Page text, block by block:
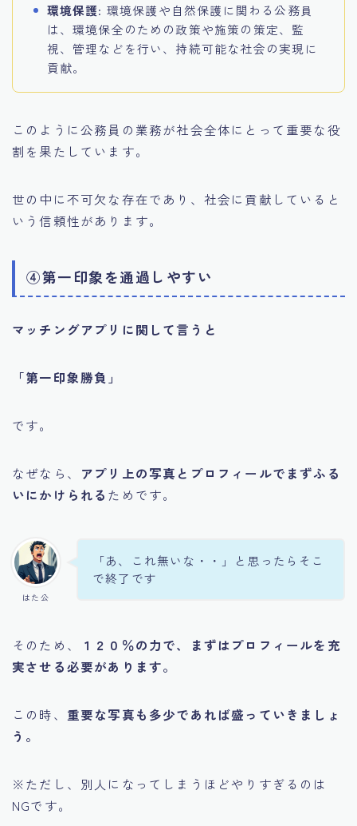
環境保護: 環境保護や自然保護に関わる公務員
は、環境保全のための政策や施策の策定、監
視、管理などを行い、持続可能な社会の実現に
貢献。
このように公務員の業務が社会全体にとって重要な役
割を果たしています。
世の中に不可欠な存在であり、社会に貢献していると
いう信頼性があります。
④第一印象を通過しやすい
マッチングアプリに関して言うと
「第一印象勝負」
です。
なぜなら、 アプリ上の写真とプロフィールでまずふる
いにかけられる ためです。
はた公
「あ、これ無いな・・」と思ったらそこ
で終了です
そのため、
１２０％の力で、まずはプロフィールを充
実させる必要があります。
この時、 重要な写真も多少であれば盛っていきましょ
う。
※ただし、別人になってしまうほどやりすぎるのは
NGです。